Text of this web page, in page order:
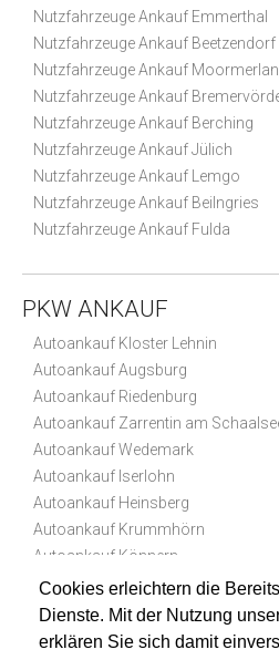
Cookies erleichtern die
Dienste. Mit der Nutzung
erklären Sie sich damit
Nutzfahrzeuge Ankauf Emmerthal
Nutzfahrzeuge Ankauf Beetzendorf
Nutzfahrzeuge Ankauf
Nutzfahrzeuge Ankauf
Nutzfahrzeuge Ankauf Berching
Nutzfahrzeuge Ankauf Jülich
Nutzfahrzeuge Ankauf Lemgo
Nutzfahrzeuge Ankauf Beilngries
Nutzfahrzeuge Ankauf Fulda
PKW ANKAUF
Autoankauf Kloster Lehnin
Autoankauf Augsburg
Autoankauf Riedenburg
Autoankauf Zarrentin am
Autoankauf Wedemark
Autoankauf Iserlohn
Autoankauf Heinsberg
Autoankauf Krummhörn
Autoankauf Könnern
Autoankauf Amt Neuhaus